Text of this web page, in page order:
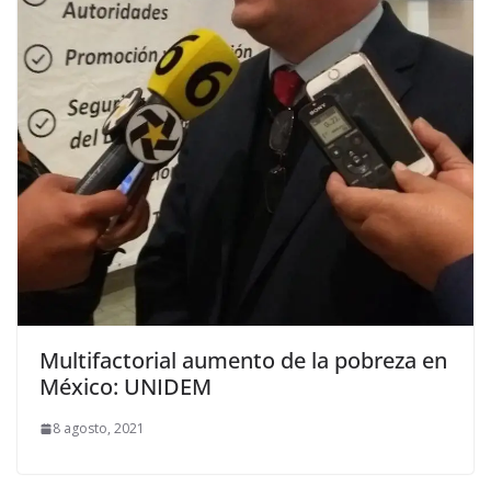
Multifactorial aumento de la pobreza en
México: UNIDEM
8 agosto, 2021